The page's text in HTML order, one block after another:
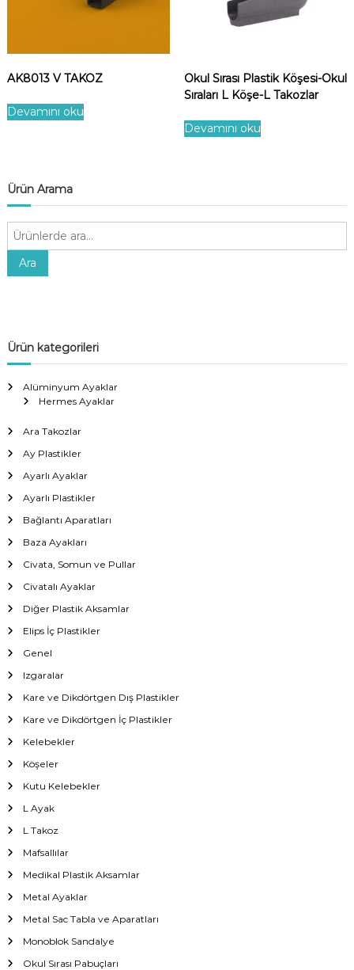
AK8013 V TAKOZ
Devamını oku
Okul Sırası Plastik Köşesi-Okul
Sıraları L Köşe-L Takozlar
Devamını oku
Ürün Arama
:
Ara
Ürün kategorileri
Alüminyum Ayaklar
Hermes Ayaklar
Ara Takozlar
Ay Plastikler
Ayarlı Ayaklar
Ayarlı Plastikler
Bağlantı Aparatları
Baza Ayakları
Civata, Somun ve Pullar
Civatalı Ayaklar
Diğer Plastik Aksamlar
Elips İç Plastikler
Genel
Izgaralar
Kare ve Dikdörtgen Dış Plastikler
Kare ve Dikdörtgen İç Plastikler
Kelebekler
Köşeler
Kutu Kelebekler
L Ayak
L Takoz
Mafsallılar
Medikal Plastik Aksamlar
Metal Ayaklar
Metal Sac Tabla ve Aparatları
Monoblok Sandalye
Okul Sırası Pabuçları